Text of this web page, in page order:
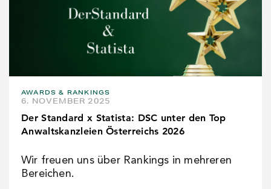
AWARDS & RANKINGS
6. NOVEMBER 2025
Der Standard x Statista: DSC unter den Top
Anwaltskanzleien Österreichs 2026
Wir freuen uns über Rankings in mehreren
Bereichen.